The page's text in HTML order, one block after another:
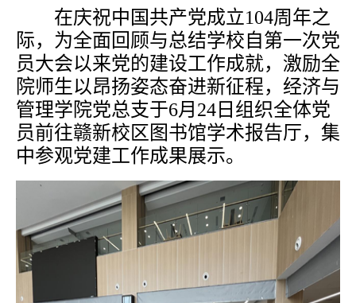
在庆祝中国共产党成立104周年之
际，为全面回顾与总结学校自第一次党
员大会以来党的建设工作成就，激励全
院师生以昂扬姿态奋进新征程，经济与
管理学院党总支于6月24日组织全体党
员前往赣新校区图书馆学术报告厅，集
中参观党建工作成果展示。